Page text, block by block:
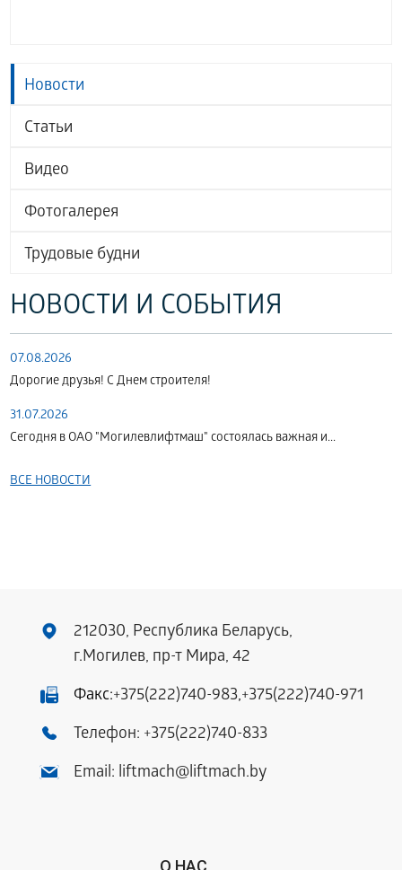
Новости
Статьи
Видео
Фотогалерея
Трудовые будни
НОВОСТИ И СОБЫТИЯ
07.08.2026
Дорогие друзья! С Днем строителя!
31.07.2026
Сегодня в ОАО "Могилевлифтмаш" состоялась важная и...
ВСЕ НОВОСТИ
212030, Республика Беларусь,
г.Могилев, пр-т Мира, 42
Факс:+375(222)740-983,+375(222)740-971
Телефон: +375(222)740-833
Email: liftmach@liftmach.by
О НАС